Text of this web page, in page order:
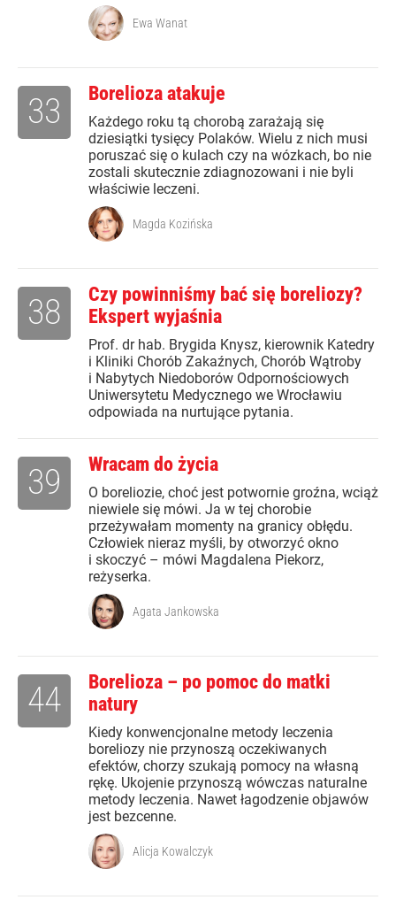
Ewa Wanat
Borelioza atakuje
Każdego roku tą chorobą zarażają się
dziesiątki tysięcy Polaków. Wielu z nich musi
poruszać się o kulach czy na wózkach, bo nie
zostali skutecznie zdiagnozowani i nie byli
właściwie leczeni.
33
Magda Kozińska
Czy powinniśmy bać się boreliozy?
Ekspert wyjaśnia
Prof. dr hab. Brygida Knysz, kierownik Katedry
i Kliniki Chorób Zakaźnych, Chorób Wątroby
i Nabytych Niedoborów Odpornościowych
Uniwersytetu Medycznego we Wrocławiu
odpowiada na nurtujące pytania.
38
Wracam do życia
O boreliozie, choć jest potwornie groźna, wciąż
niewiele się mówi. Ja w tej chorobie
przeżywałam momenty na granicy obłędu.
Człowiek nieraz myśli, by otworzyć okno
i skoczyć – mówi Magdalena Piekorz,
reżyserka.
39
Agata Jankowska
Borelioza – po pomoc do matki
natury
Kiedy konwencjonalne metody leczenia
boreliozy nie przynoszą oczekiwanych
efektów, chorzy szukają pomocy na własną
rękę. Ukojenie przynoszą wówczas naturalne
metody leczenia. Nawet łagodzenie objawów
jest bezcenne.
44
Alicja Kowalczyk